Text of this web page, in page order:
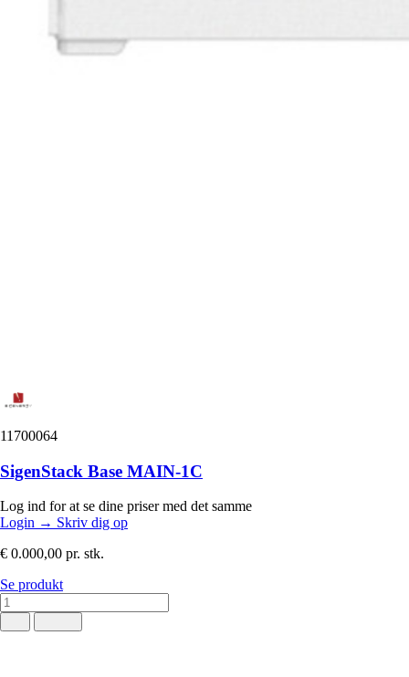
11700064
SigenStack Base MAIN-1C
Log ind for at se dine priser med det samme
Login → Skriv dig op
€ 0.000,00 pr. stk.
Se produkt